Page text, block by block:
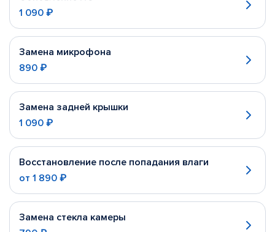
1 090 ₽
Замена микрофона
890 ₽
Замена задней крышки
1 090 ₽
Восстановление после попадания влаги
от 1 890 ₽
Замена стекла камеры